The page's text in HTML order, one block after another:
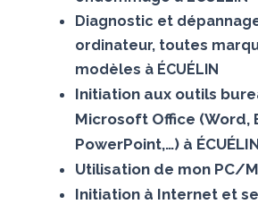
Diagnostic et
ordinateur, toutes
modèles à ÉCUÉLIN
Initiation aux outils
Microsoft Office (Word,
PowerPoint,…) à
Utilisation de mon PC/
Initiation à Internet et